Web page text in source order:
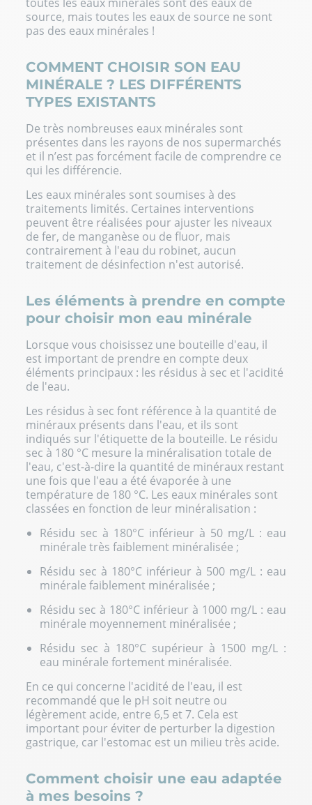
source, mais toutes les eaux de source ne sont
pas des eaux minérales !
COMMENT CHOISIR SON EAU
MINÉRALE ? LES DIFFÉRENTS
TYPES EXISTANTS
De très nombreuses eaux minérales sont
présentes dans les rayons de nos supermarchés
et il n’est pas forcément facile de comprendre ce
qui les différencie.
Les eaux minérales sont soumises à des
traitements limités. Certaines interventions
peuvent être réalisées pour ajuster les niveaux
de fer, de manganèse ou de fluor, mais
contrairement à l'eau du robinet, aucun
traitement de désinfection n'est autorisé.
Les éléments à prendre en compte
pour choisir mon eau minérale
Lorsque vous choisissez une bouteille d'eau, il
est important de prendre en compte deux
éléments principaux : les résidus à sec et l'acidité
de l'eau.
Les résidus à sec font référence à la quantité de
minéraux présents dans l'eau, et ils sont
indiqués sur l'étiquette de la bouteille. Le résidu
sec à 180 °C mesure la minéralisation totale de
l'eau, c'est-à-dire la quantité de minéraux restant
une fois que l'eau a été évaporée à une
température de 180 °C. Les eaux minérales sont
classées en fonction de leur minéralisation :
Résidu sec à 180°C inférieur à 50 mg/L : eau
minérale très faiblement minéralisée ;
Résidu sec à 180°C inférieur à 500 mg/L : eau
minérale faiblement minéralisée ;
Résidu sec à 180°C inférieur à 1000 mg/L : eau
minérale moyennement minéralisée ;
Résidu sec à 180°C supérieur à 1500 mg/L :
eau minérale fortement minéralisée.
En ce qui concerne l'acidité de l'eau, il est
recommandé que le pH soit neutre ou
légèrement acide, entre 6,5 et 7. Cela est
important pour éviter de perturber la digestion
gastrique, car l'estomac est un milieu très acide.
Comment choisir une eau adaptée
à mes besoins ?